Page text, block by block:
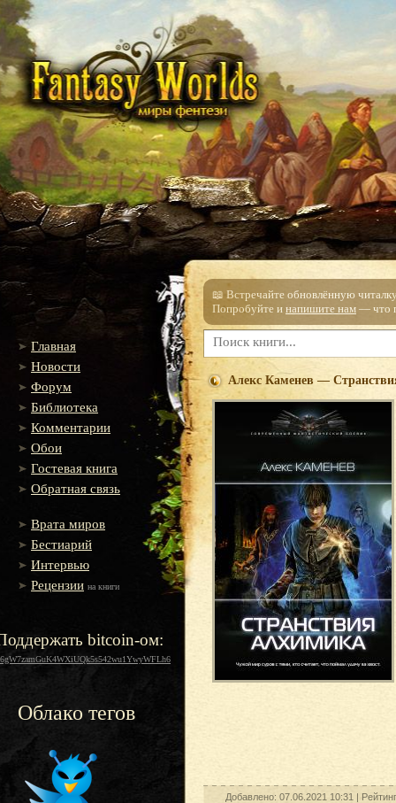
Главная
Новости
Форум
Библиотека
Комментарии
Обои
Гостевая книга
Обратная связь
Врата миров
Бестиарий
Интервью
Рецензии на книги
bitcoin-ом:
Облако тегов
📖 Встречайте обновлённую
Попробуйте и напишите нам — что
Алекс Каменев —
Добавлено: 07.06.2021 10:31 |